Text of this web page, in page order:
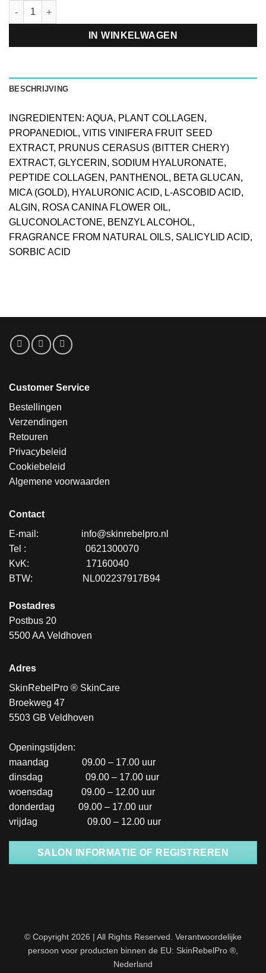
BeautyFace Lip Masker Rose - Push Up aantal
IN WINKELWAGEN
BESCHRIJVING
INGREDIENTEN: AQUA, PLANT COLLAGEN,
PROPANEDIOL, VITIS VINIFERA FRUIT SEED
EXTRACT, PRUNUS CERASUS (BITTER CHERY)
EXTRACT, GLYCERIN, SODIUM HYALURONATE,
PEPTIDE COLLAGEN, PANTHENOL, BETA GLUCAN,
MICA (GOLD), HYALURONIC ACID, L-ASCOBID ACID,
ALGIN, ROSA CANINA FLOWER OIL,
GLUCONOLACTONE, BENZYL ALCOHOL,
FRAGRANCE FROM NATURAL OILS, SALICYLID ACID,
SORBIC ACID
Customer Service
Bestellingen
Verzendingen
Retouren
Privacybeleid
Cookiebeleid
Algemene voorwaarden
Contact
E-mail:
info@skinrebelpro.nl
Tel :
0621300070
KvK:
17160040
BTW:
NL002237917B94
Postadres
Postbus 20
5500 AA Veldhoven
Adres
SkinRebelPro ® SkinCare
Broekweg 47
5503 GB Veldhoven
Openingstijden:
maandag
09.00 – 17.00 uur
dinsdag
09.00 – 17.00 uur
woensdag
09.00 – 12.00 uur
donderdag
09.00 – 17.00 uur
vrijdag
09.00 – 12.00 uur
SALON INFORMATIE OF REGISTREREN
© Copyright 2026 | All Rights Reserved. Verantwoordelijke
persoon voor producten binnen de EU: SkinRebelPro ®,
Nederland